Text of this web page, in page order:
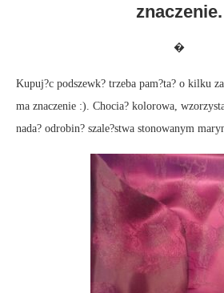
znaczenie.
�
Kupuj?c podszewk? trzeba pam?ta? o kilku
ma znaczenie :). Chocia? kolorowa,
nada? odrobin? szale?stwa stonowanym